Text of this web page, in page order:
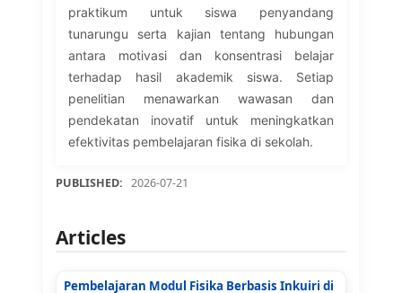
praktikum untuk siswa penyandang
tunarungu serta kajian tentang hubungan
antara motivasi dan konsentrasi belajar
terhadap hasil akademik siswa. Setiap
penelitian menawarkan wawasan dan
pendekatan inovatif untuk meningkatkan
efektivitas pembelajaran fisika di sekolah.
PUBLISHED: 2026-07-21
Articles
Pembelajaran Modul Fisika Berbasis Inkuiri di